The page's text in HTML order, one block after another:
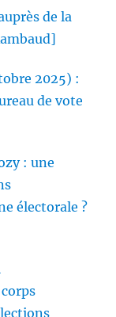
de la
2025) :
de vote
: une
électorale ?